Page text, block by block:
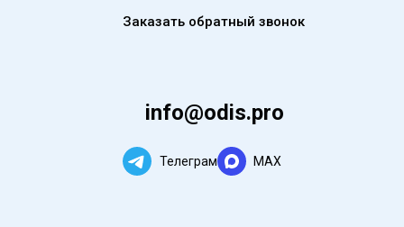
Заказать обратный звонок
info@odis.pro
Телеграм MAX